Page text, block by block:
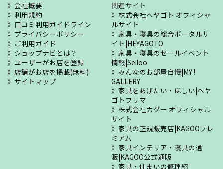
会社概要
利用規約
口コミ利用ガイドライン
プライバシーポリシー
ご利用ガイド
ショップナビとは？
ユーザーがお店を登録
店舗がお店を掲載(無料)
サイトマップ
関連サイト
株式会社ヘヤゴト オフィシャ
ルサイト
家具・寝具の総合ポータルサ
イト|HEYAGOTO
家具・寝具のセールイベント
情報|Seiloo
みんなのお部屋自慢|MY !
GALLERY
家具をあげたい・ほしい|ヘヤ
ゴトフリマ
株式会社カグー オフィシャル
サイト
家具の正規販売店|KAGOOプレ
ミアム
家具インテリア・寝具の通
販|KAGOO公式通販
家具・住まいの修理紹